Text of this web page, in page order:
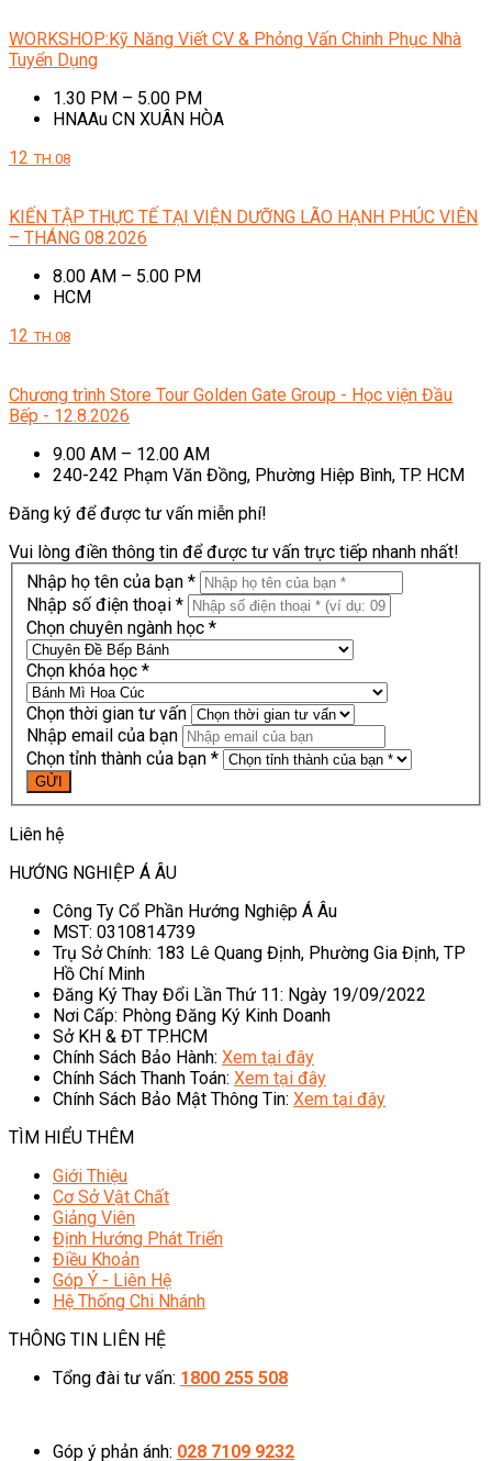
WORKSHOP:Kỹ Năng Viết CV & Phỏng Vấn Chinh Phục Nhà
Tuyển Dụng
1.30 PM – 5.00 PM
HNAAu CN XUÂN HÒA
12 TH.08
KIẾN TẬP THỰC TẾ TẠI VIỆN DƯỠNG LÃO HẠNH PHÚC VIÊN
– THÁNG 08.2026
8.00 AM – 5.00 PM
HCM
12 TH.08
Chương trình Store Tour Golden Gate Group - Học viện Đầu
Bếp - 12.8.2026
9.00 AM – 12.00 AM
240-242 Phạm Văn Đồng, Phường Hiệp Bình, TP. HCM
Đăng ký để được tư vấn miễn phí!
Vui lòng điền thông tin để được tư vấn trực tiếp nhanh nhất!
Nhập họ tên của bạn *
Nhập số điện thoại *
Chọn chuyên ngành học *
Chọn khóa học *
Chọn thời gian tư vấn
Nhập email của bạn
Chọn tỉnh thành của bạn *
Liên hệ
HƯỚNG NGHIỆP Á ÂU
Công Ty Cổ Phần Hướng Nghiệp Á Âu
MST: 0310814739
Trụ Sở Chính: 183 Lê Quang Định, Phường Gia Định, TP
Hồ Chí Minh
Đăng Ký Thay Đổi Lần Thứ 11: Ngày 19/09/2022
Nơi Cấp: Phòng Đăng Ký Kinh Doanh
Sở KH & ĐT TP.HCM
Chính Sách Bảo Hành: Xem tại đây
Chính Sách Thanh Toán: Xem tại đây
Chính Sách Bảo Mật Thông Tin: Xem tại đây
TÌM HIỂU THÊM
Giới Thiệu
Cơ Sở Vật Chất
Giảng Viên
Định Hướng Phát Triển
Điều Khoản
Góp Ý - Liên Hệ
Hệ Thống Chi Nhánh
THÔNG TIN LIÊN HỆ
Tổng đài tư vấn: 1800 255 508
Góp ý phản ánh: 028 7109 9232